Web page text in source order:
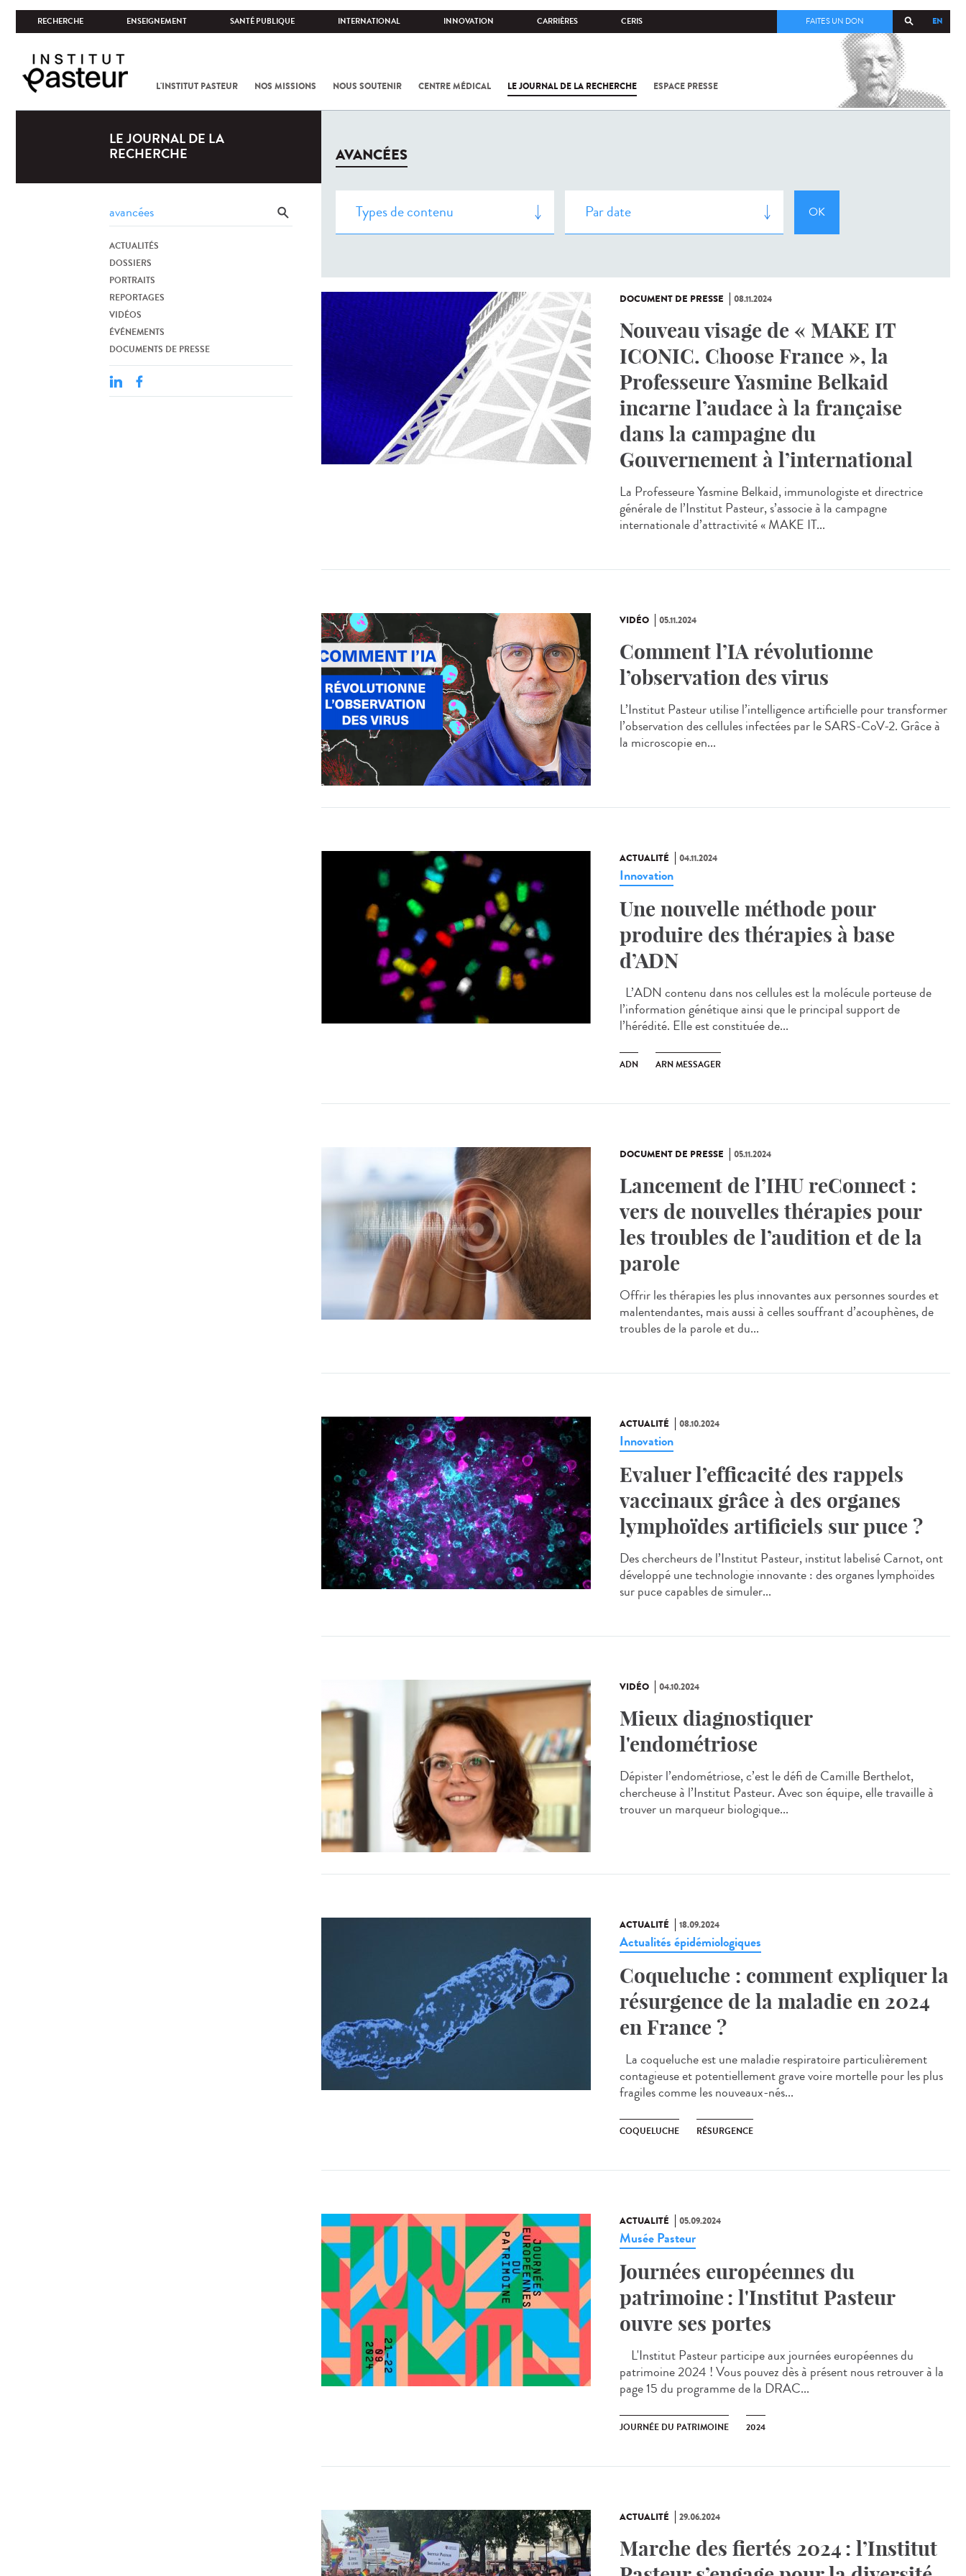
RECHERCHE ENSEIGNEMENT SANTÉ PUBLIQUE INTERNATIONAL INNOVATION CARRIÈRES CERIS EN
FAITES UN DON
L'INSTITUT PASTEUR NOS MISSIONS NOUS SOUTENIR CENTRE MÉDICAL LE JOURNAL DE LA RECHERCHE ESPACE PRESSE
COV-2 /
LE JOURNAL DE LA
RECHERCHE
ACTUALITÉS
DOSSIERS
PORTRAITS
REPORTAGES
VIDÉOS
ÉVÉNEMENTS
DOCUMENTS DE PRESSE
AVANCÉES
DOCUMENT DE PRESSE 08.11.2024
Nouveau visage de « MAKE IT
ICONIC. Choose France », la
Professeure Yasmine Belkaid
incarne l’audace à la française
dans la campagne du
Gouvernement à l’international
La Professeure Yasmine Belkaid, immunologiste et directrice
générale de l’Institut Pasteur, s’associe à la campagne
internationale d’attractivité « MAKE IT...
VIDÉO 05.11.2024
Comment l’IA révolutionne
l’observation des virus
L’Institut Pasteur utilise l’intelligence artificielle pour transformer
l’observation des cellules infectées par le SARS-CoV-2. Grâce à
la microscopie en...
ACTUALITÉ 04.11.2024
Innovation
Une nouvelle méthode pour
produire des thérapies à base
d’ADN
L’ADN contenu dans nos cellules est la molécule porteuse de
l’information génétique ainsi que le principal support de
l’hérédité. Elle est constituée de...
ADN ARN MESSAGER
DOCUMENT DE PRESSE 05.11.2024
Lancement de l’IHU reConnect :
vers de nouvelles thérapies pour
les troubles de l’audition et de la
parole
Offrir les thérapies les plus innovantes aux personnes sourdes et
malentendantes, mais aussi à celles souffrant d’acouphènes, de
troubles de la parole et du...
ACTUALITÉ 08.10.2024
Innovation
Evaluer l’efficacité des rappels
vaccinaux grâce à des organes
lymphoïdes artificiels sur puce ?
Des chercheurs de l’Institut Pasteur, institut labelisé Carnot, ont
développé une technologie innovante : des organes lymphoïdes
sur puce capables de simuler...
VIDÉO 04.10.2024
Mieux diagnostiquer
l'endométriose
Dépister l’endométriose, c’est le défi de Camille Berthelot,
chercheuse à l’Institut Pasteur. Avec son équipe, elle travaille à
trouver un marqueur biologique...
ACTUALITÉ 18.09.2024
Actualités épidémiologiques
Coqueluche : comment expliquer la
résurgence de la maladie en 2024
en France ?
La coqueluche est une maladie respiratoire particulièrement
contagieuse et potentiellement grave voire mortelle pour les plus
fragiles comme les nouveaux-nés...
COQUELUCHE RÉSURGENCE
ACTUALITÉ 05.09.2024
Musée Pasteur
Journées européennes du
patrimoine : l'Institut Pasteur
ouvre ses portes
L'Institut Pasteur participe aux journées européennes du
patrimoine 2024 ! Vous pouvez dès à présent nous retrouver à la
page 15 du programme de la DRAC...
JOURNÉE DU PATRIMOINE 2024
ACTUALITÉ 29.06.2024
Marche des fiertés 2024 : l’Institut